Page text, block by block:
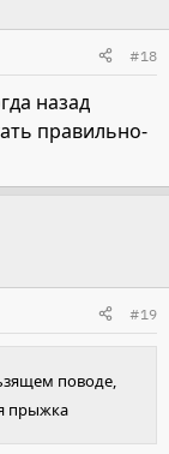
#18
назад
правильно-
#19
поводе,
прыжка